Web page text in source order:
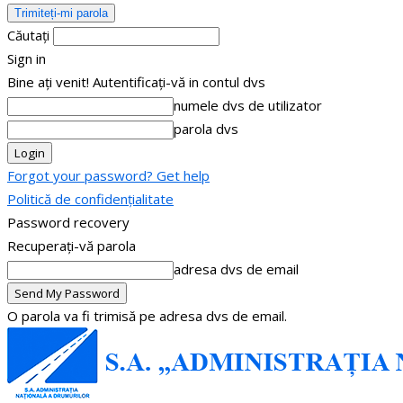
Căutați
Sign in
Bine ați venit! Autentificați-vă in contul dvs
numele dvs de utilizator
parola dvs
Forgot your password? Get help
Politică de confidențialitate
Password recovery
Recuperați-vă parola
adresa dvs de email
O parola va fi trimisă pe adresa dvs de email.